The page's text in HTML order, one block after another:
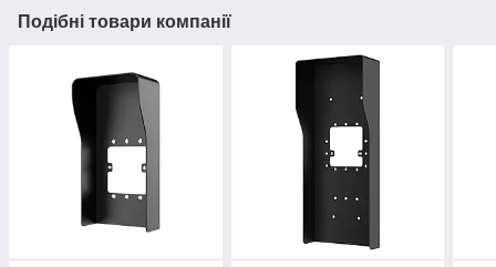
Подібні товари компанії